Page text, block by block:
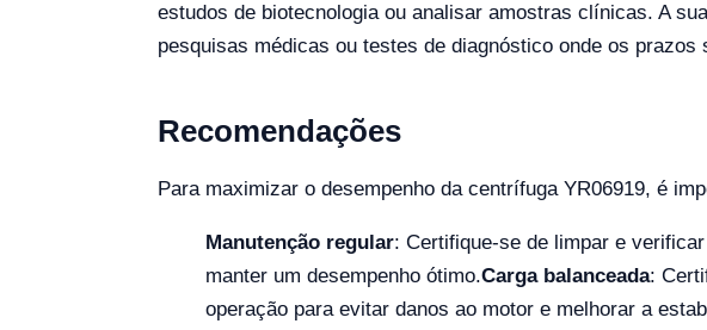
estudos de biotecnologia ou analisar amostras clínicas. A
pesquisas médicas ou testes de diagnóstico onde os prazos
Recomendações
Para maximizar o desempenho da centrífuga YR06919, é
Manutenção regular: Certifique-se de limpar e
manter um desempenho ótimo.Carga balanceada:
operação para evitar danos ao motor e melhorar a